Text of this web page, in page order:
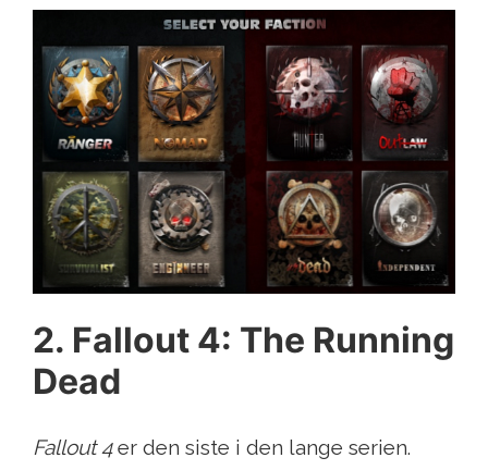
2. Fallout 4: The Running
Dead
Fallout 4er den siste i den lange serien.